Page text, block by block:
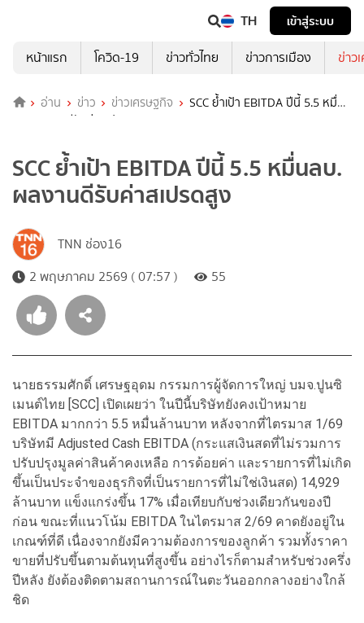
TH
เข้าสู่ระบบ
หน้าแรก
โควิด-19 ข่าวทั่วไทย ข่าวการเมือง ข่าว
อ่าน ข่าว ข่าวเศรษฐกิจ
SCC ย้ำเป้า EBITDA ปีนี้ 5.5 หมื่น
ลบ. ผลงานดีรับค่าสเปรดสูง
SCC ย้ำเป้า EBITDA ปีนี้ 5.5 หมื่นลบ.
ผลงานดีรับค่าสเปรดสูง
TNN ช่อง16
2 พฤษภาคม 2569 ( 07:57 )
55
นายธรรมศักดิ์ เศรษฐอุดม กรรมการผู้จัดการใหญ่ บมจ.ปูนซิ
เมนต์ไทย [SCC] เปิดเผยว่า ในปีนี้บริษัทยังคงเป้าหมาย
EBITDA มากกว่า 5.5 หมื่นล้านบาท หลังจากที่ไตรมาส 1/69
บริษัทมี Adjusted Cash EBITDA (กระแสเงินสดที่ไม่รวมการ
ปรับปรุงมูลค่าสินค้าคงเหลือ การด้อยค่า และรายการที่ไม่เกิด
ขึ้นเป็นประจำของธุรกิจที่เป็นรายการที่ไม่ใช่เงินสด) 14,929
ล้านบาท แข็งแกร่งขึ้น 17% เมื่อเทียบกับช่วงเดียวกันของปี
ก่อน ขณะที่แนวโน้ม EBITDA ในไตรมาส 2/69 คาดยังอยู่ใน
เกณฑ์ที่ดี เนื่องจากยังมีความต้องการของลูกค้า รวมทั้งราคา
ขายที่ปรับขึ้นตามต้นทุนที่สูงขึ้น อย่างไรก็ตามสำหรับช่วงครึ่ง
ปีหลัง ยังต้องติดตามสถานการณ์ในตะวันออกกลางอย่างใกล้
ชิด